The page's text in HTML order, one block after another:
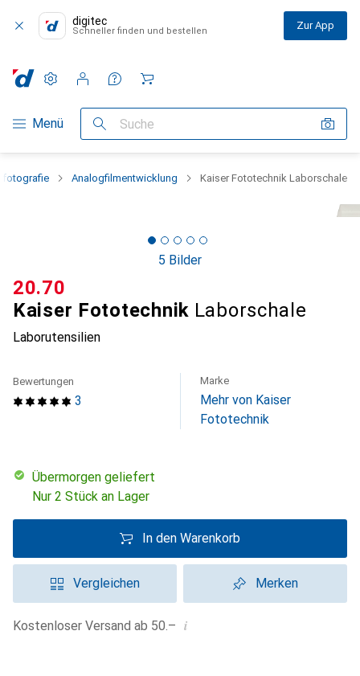
digitec
Schneller finden und bestellen Zur App
Navigation nach Kategorien
Menü Suche
Einstellungen
Kundenkonto
Vergleichslisten
Merklisten
Warenkorb
Analogfilmentwicklung Kaiser Fototechnik Laborschale
5 Bilder
Kaiser Fototechnik Laborschale
Laborutensilien
CHF
20.70
3
Bewertungen Marke
Mehr von Kaiser
Fototechnik
übermorgen geliefert
Nur 2 Stück an Lager
In den Warenkorb
Vergleichen Merken
Kostenloser Versand ab 50.– i